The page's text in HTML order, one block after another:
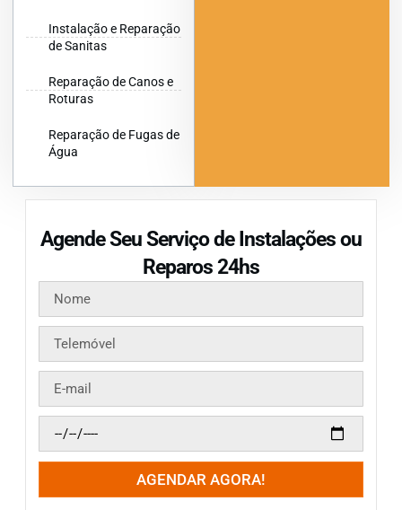
Instalação e Reparação
de Sanitas
Reparação de Canos e
Roturas
Reparação de Fugas de
Água
Agende Seu Serviço de Instalações ou
Reparos 24hs
AGENDAR AGORA!